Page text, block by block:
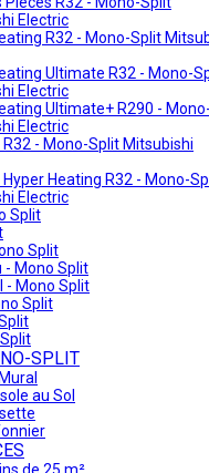
Electric
R32 - Mono-Split
Ultimate R32 - Mono-
Electric
Ultimate+ R290 -
Electric
R32 - Mono-Split Mitsubishi
Hyper Heating R32 - Mono-
Electric
Split
Split
- Mono Split
- Mono Split
Split
SPLIT
au Sol